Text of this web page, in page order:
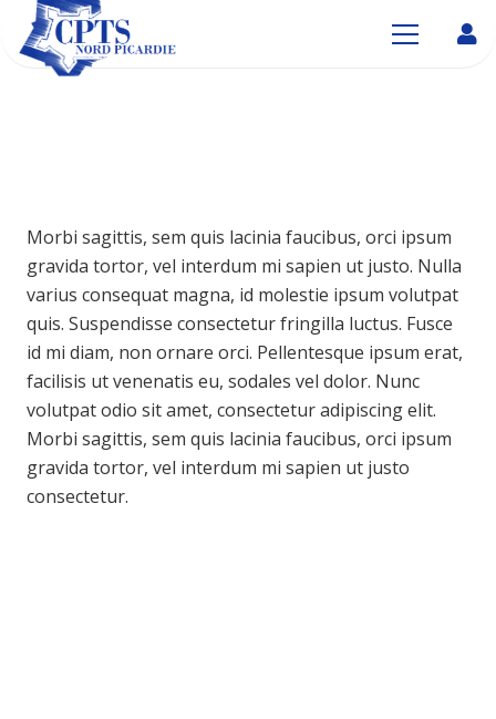
Morbi sagittis, sem quis lacinia faucibus, orci ipsum
gravida tortor, vel interdum mi sapien ut justo. Nulla
varius consequat magna, id molestie ipsum volutpat
quis. Suspendisse consectetur fringilla luctus. Fusce
id mi diam, non ornare orci. Pellentesque ipsum erat,
facilisis ut venenatis eu, sodales vel dolor. Nunc
volutpat odio sit amet, consectetur adipiscing elit.
Morbi sagittis, sem quis lacinia faucibus, orci ipsum
gravida tortor, vel interdum mi sapien ut justo
consectetur.